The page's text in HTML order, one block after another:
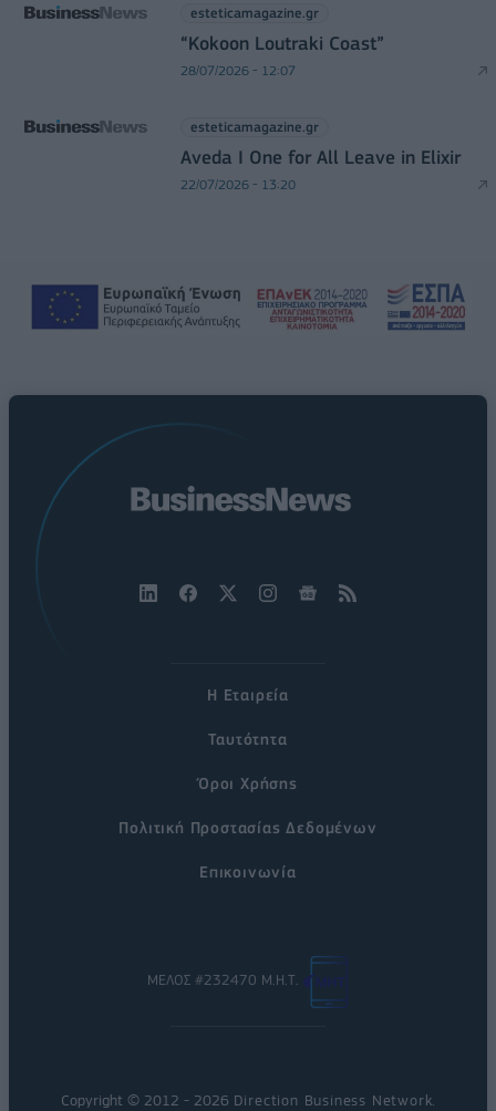
esteticamagazine.gr
“Kokoon Loutraki Coast”
28/07/2026 - 12:07
esteticamagazine.gr
Aveda I One for All Leave in Elixir
22/07/2026 - 13:20
Η Εταιρεία
Ταυτότητα
Όροι Χρήσης
Πολιτική Προστασίας Δεδομένων
Επικοινωνία
ΜΕΛΟΣ #232470 Μ.Η.Τ.
Copyright © 2012 - 2026 Direction Business Network